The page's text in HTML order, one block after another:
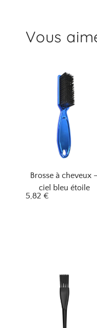
Vous
Brosse à cheveux –
ciel bleu étoile
5,82 €